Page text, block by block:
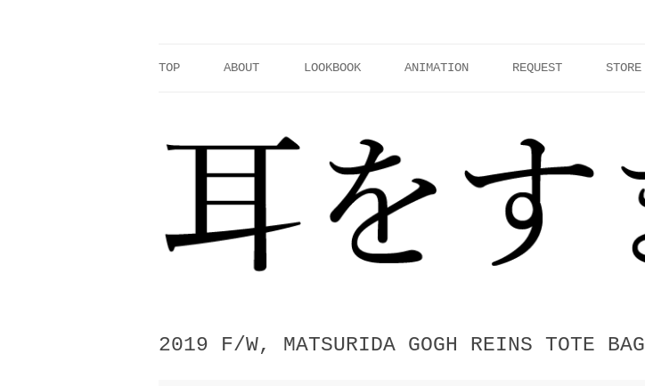
へ
TOP ABOUT LOOKBOOK ANIMATION REQUEST STORE
2019 F/W, MATSURIDA GOGH REINS TOTE BAG